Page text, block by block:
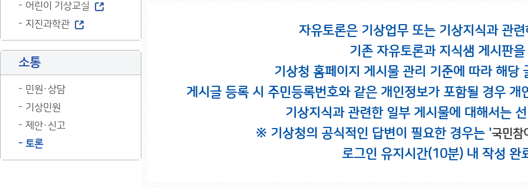
어린이 기상교실
지진과학관
소통
민원·상담
기상민원
제안·신고
토론
자유토론은 기상업무 또는 기상지식과 관
기존 자유토론과 지식샘 게시판
기상청 홈페이지 게시물 관리 기준에 따라 해당
게시글 등록 시 주민등록번호와 같은 개인정보가 포함될 경우
기상지식과 관련한 일부 게시물에 대해서는
※ 기상청의 공식적인 답변이 필요한 경우는 '국민참
로그인 유지시간(10분) 내 작성 완